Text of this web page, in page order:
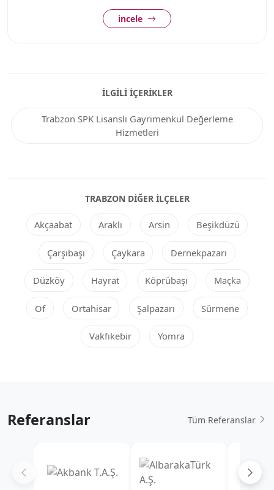
incele
İLGILI İÇERIKLER
Trabzon SPK Lisanslı Gayrimenkul Değerleme
Hizmetleri
TRABZON DIĞER ILÇELER
Akçaabat Araklı Arsin Beşikdüzü
Çarşıbaşı Çaykara Dernekpazarı
Düzköy Hayrat Köprübaşı Maçka
Of Ortahisar Şalpazarı Sürmene
Vakfıkebir Yomra
Referanslar Tüm Referanslar